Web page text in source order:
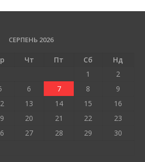
ді
и
т
СЕРПЕНЬ 2026
Чт Пт Сб
Нд
1
2
6 7 8
9
13 14 15
16
20 21 22
23
27 28 29
30